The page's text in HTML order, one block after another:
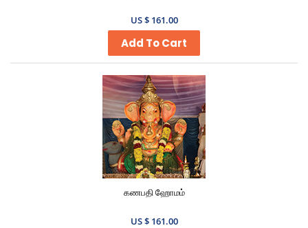
US $ 161.00
Add To Cart
கணபதி ஹோமம்
US $ 161.00